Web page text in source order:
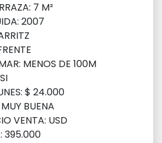
7 M²
2007
MENOS DE 100M
$ 24.000
BUENA
VENTA: USD
395.000